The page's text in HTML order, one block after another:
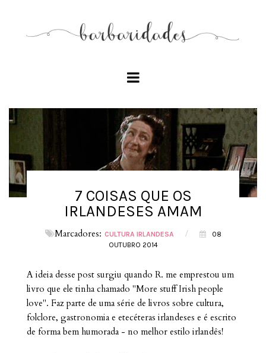
7 COISAS QUE OS
IRLANDESES AMAM
Marcadores: CULTURA IRLANDESA /
08
OUTUBRO 2014
A ideia desse post surgiu quando R. me emprestou um
livro que ele tinha chamado "More stuff Irish people
love". Faz parte de uma série de livros sobre cultura,
folclore, gastronomia e etecéteras irlandeses e é escrito
de forma bem humorada - no melhor estilo irlandês!